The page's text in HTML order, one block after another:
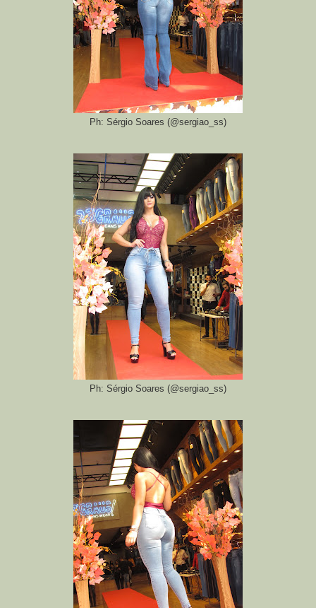
Ph: Sérgio Soares (@sergiao_ss)
Ph: Sérgio Soares (@sergiao_ss)